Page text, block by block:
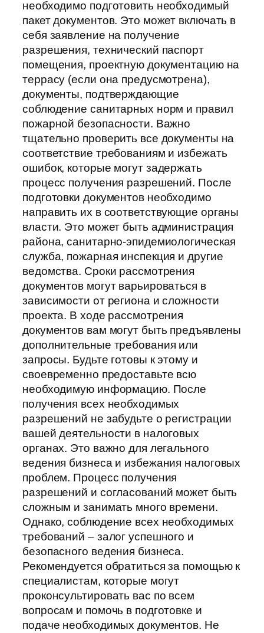
необходимо подготовить необходимый
пакет документов. Это может включать в
себя заявление на получение
разрешения, технический паспорт
помещения, проектную документацию на
террасу (если она предусмотрена),
документы, подтверждающие
соблюдение санитарных норм и правил
пожарной безопасности. Важно
тщательно проверить все документы на
соответствие требованиям и избежать
ошибок, которые могут задержать
процесс получения разрешений. После
подготовки документов необходимо
направить их в соответствующие органы
власти. Это может быть администрация
района, санитарно-эпидемиологическая
служба, пожарная инспекция и другие
ведомства. Сроки рассмотрения
документов могут варьироваться в
зависимости от региона и сложности
проекта. В ходе рассмотрения
документов вам могут быть предъявлены
дополнительные требования или
запросы. Будьте готовы к этому и
своевременно предоставьте всю
необходимую информацию. После
получения всех необходимых
разрешений не забудьте о регистрации
вашей деятельности в налоговых
органах. Это важно для легального
ведения бизнеса и избежания налоговых
проблем. Процесс получения
разрешений и согласований может быть
сложным и занимать много времени.
Однако, соблюдение всех необходимых
требований – залог успешного и
безопасного ведения бизнеса.
Рекомендуется обратиться за помощью к
специалистам, которые могут
проконсультировать вас по всем
вопросам и помочь в подготовке и
подаче необходимых документов. Не